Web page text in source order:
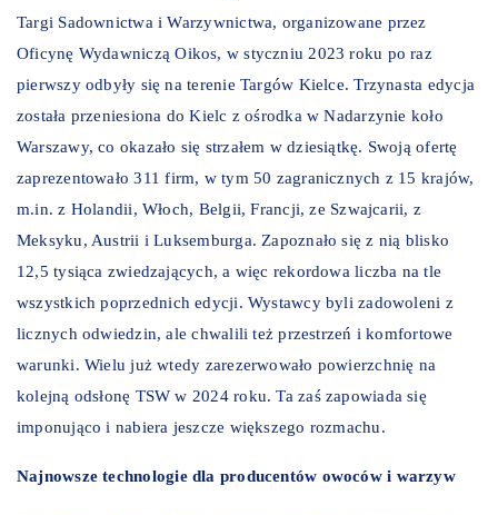
Targi Sadownictwa i Warzywnictwa, organizowane przez
Oficynę Wydawniczą Oikos, w styczniu 2023 roku po raz
pierwszy odbyły się na terenie Targów Kielce. Trzynasta edycja
została przeniesiona do Kielc z ośrodka w Nadarzynie koło
Warszawy, co okazało się strzałem w dziesiątkę. Swoją ofertę
zaprezentowało 311 firm, w tym 50 zagranicznych z 15 krajów,
m.in. z Holandii, Włoch, Belgii, Francji, ze Szwajcarii, z
Meksyku, Austrii i Luksemburga. Zapoznało się z nią blisko
12,5 tysiąca zwiedzających, a więc rekordowa liczba na tle
wszystkich poprzednich edycji. Wystawcy byli zadowoleni z
licznych odwiedzin, ale chwalili też przestrzeń i komfortowe
warunki. Wielu już wtedy zarezerwowało powierzchnię na
kolejną odsłonę TSW w 2024 roku. Ta zaś zapowiada się
imponująco i nabiera jeszcze większego rozmachu.
Najnowsze technologie dla producentów owoców i warzyw